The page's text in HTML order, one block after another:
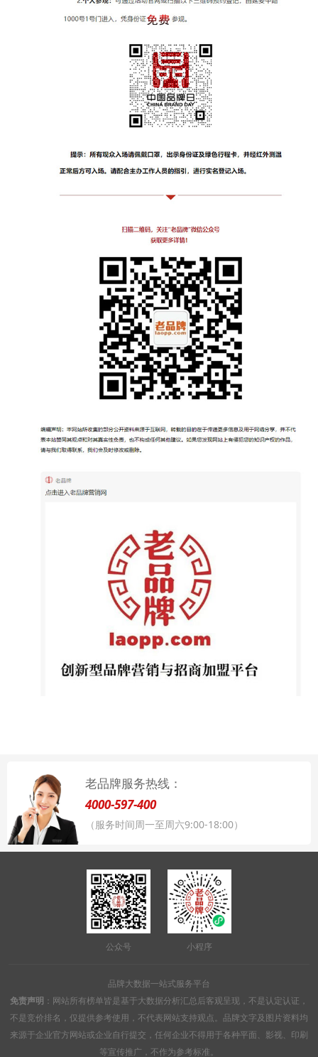
老品牌服务热线：
4000-597-400
（服务时间周一至周六9:00-18:00）
公众号 小程序
品牌大数据一站式服务平台
免责声明 ：网站所有榜单皆是基于大数据分析汇总后客观呈现，不是认定认证，
不是竞价排名，仅提供参考使用，不代表网站支持观点。品牌文字及图片资料均
来源于企业官方网站或企业自行提交，任何企业不得用于各种平面、影视、印刷
等宣传推广，不作为参考标准。